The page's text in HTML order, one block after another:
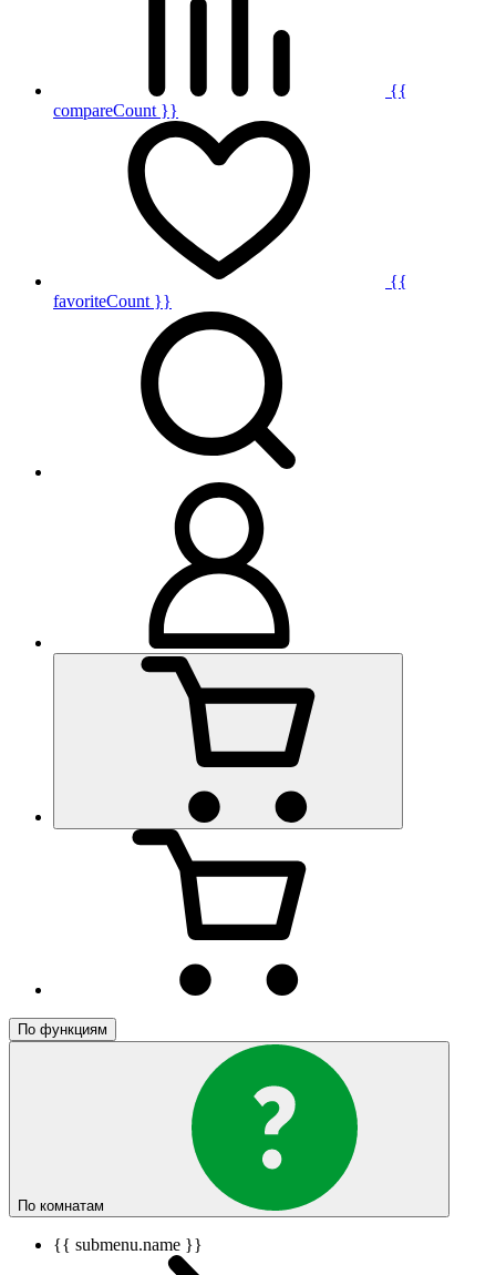
{{
compareCount }}
{{
favoriteCount }}
По функциям
По комнатам
{{ submenu.name }}